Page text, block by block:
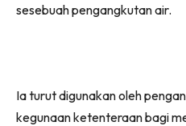
sesebuah pengangkutan air.
Ia turut digunakan oleh
kegunaan ketenteraan bagi